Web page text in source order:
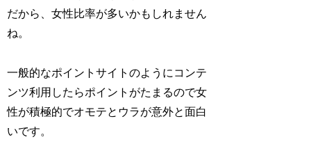
だから、女性比率が多いかもしれません
ね。
一般的なポイントサイトのようにコンテ
ンツ利用したらポイントがたまるので女
性が積極的でオモテとウラが意外と面白
いです。